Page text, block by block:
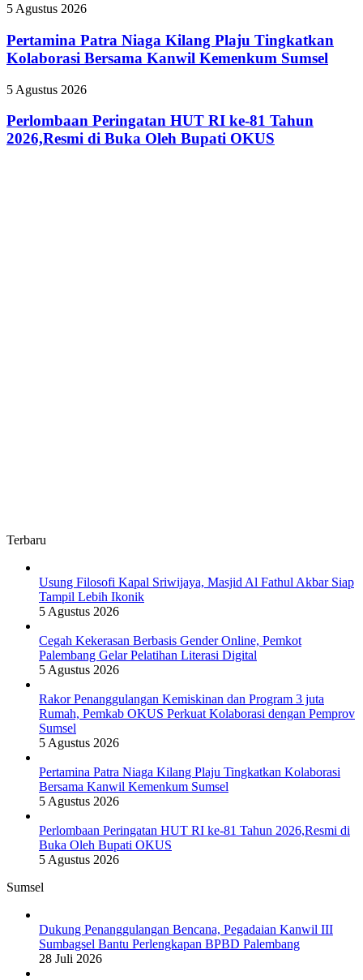
Rumah,
OKUS
Perkuat
dengan
Pemprov
Sumsel
Pertamina
Niaga
Kilang
Plaju
Kolaborasi
Kanwil
Kemenkum
5 Agustus 2026
Pertamina Patra Niaga Kilang Plaju Tingkatkan
Kolaborasi Bersama Kanwil Kemenkum Sumsel
Perlombaan
HUT
RI
ke-
5 Agustus 2026
Perlombaan Peringatan HUT RI ke-81 Tahun
2026,Resmi di Buka Oleh Bupati OKUS
Terbaru
Usung Filosofi Kapal Sriwijaya, Masjid Al Fathul Akbar Siap
Tampil Lebih Ikonik
5 Agustus 2026
Cegah Kekerasan Berbasis Gender Online, Pemkot
Palembang Gelar Pelatihan Literasi Digital
5 Agustus 2026
Rakor Penanggulangan Kemiskinan dan Program 3 juta
Rumah, Pemkab OKUS Perkuat Kolaborasi dengan Pemprov
Sumsel
5 Agustus 2026
Pertamina Patra Niaga Kilang Plaju Tingkatkan Kolaborasi
Bersama Kanwil Kemenkum Sumsel
5 Agustus 2026
Perlombaan Peringatan HUT RI ke-81 Tahun 2026,Resmi di
Buka Oleh Bupati OKUS
5 Agustus 2026
Sumsel
Dukung Penanggulangan Bencana, Pegadaian Kanwil III
Sumbagsel Bantu Perlengkapan BPBD Palembang
28 Juli 2026